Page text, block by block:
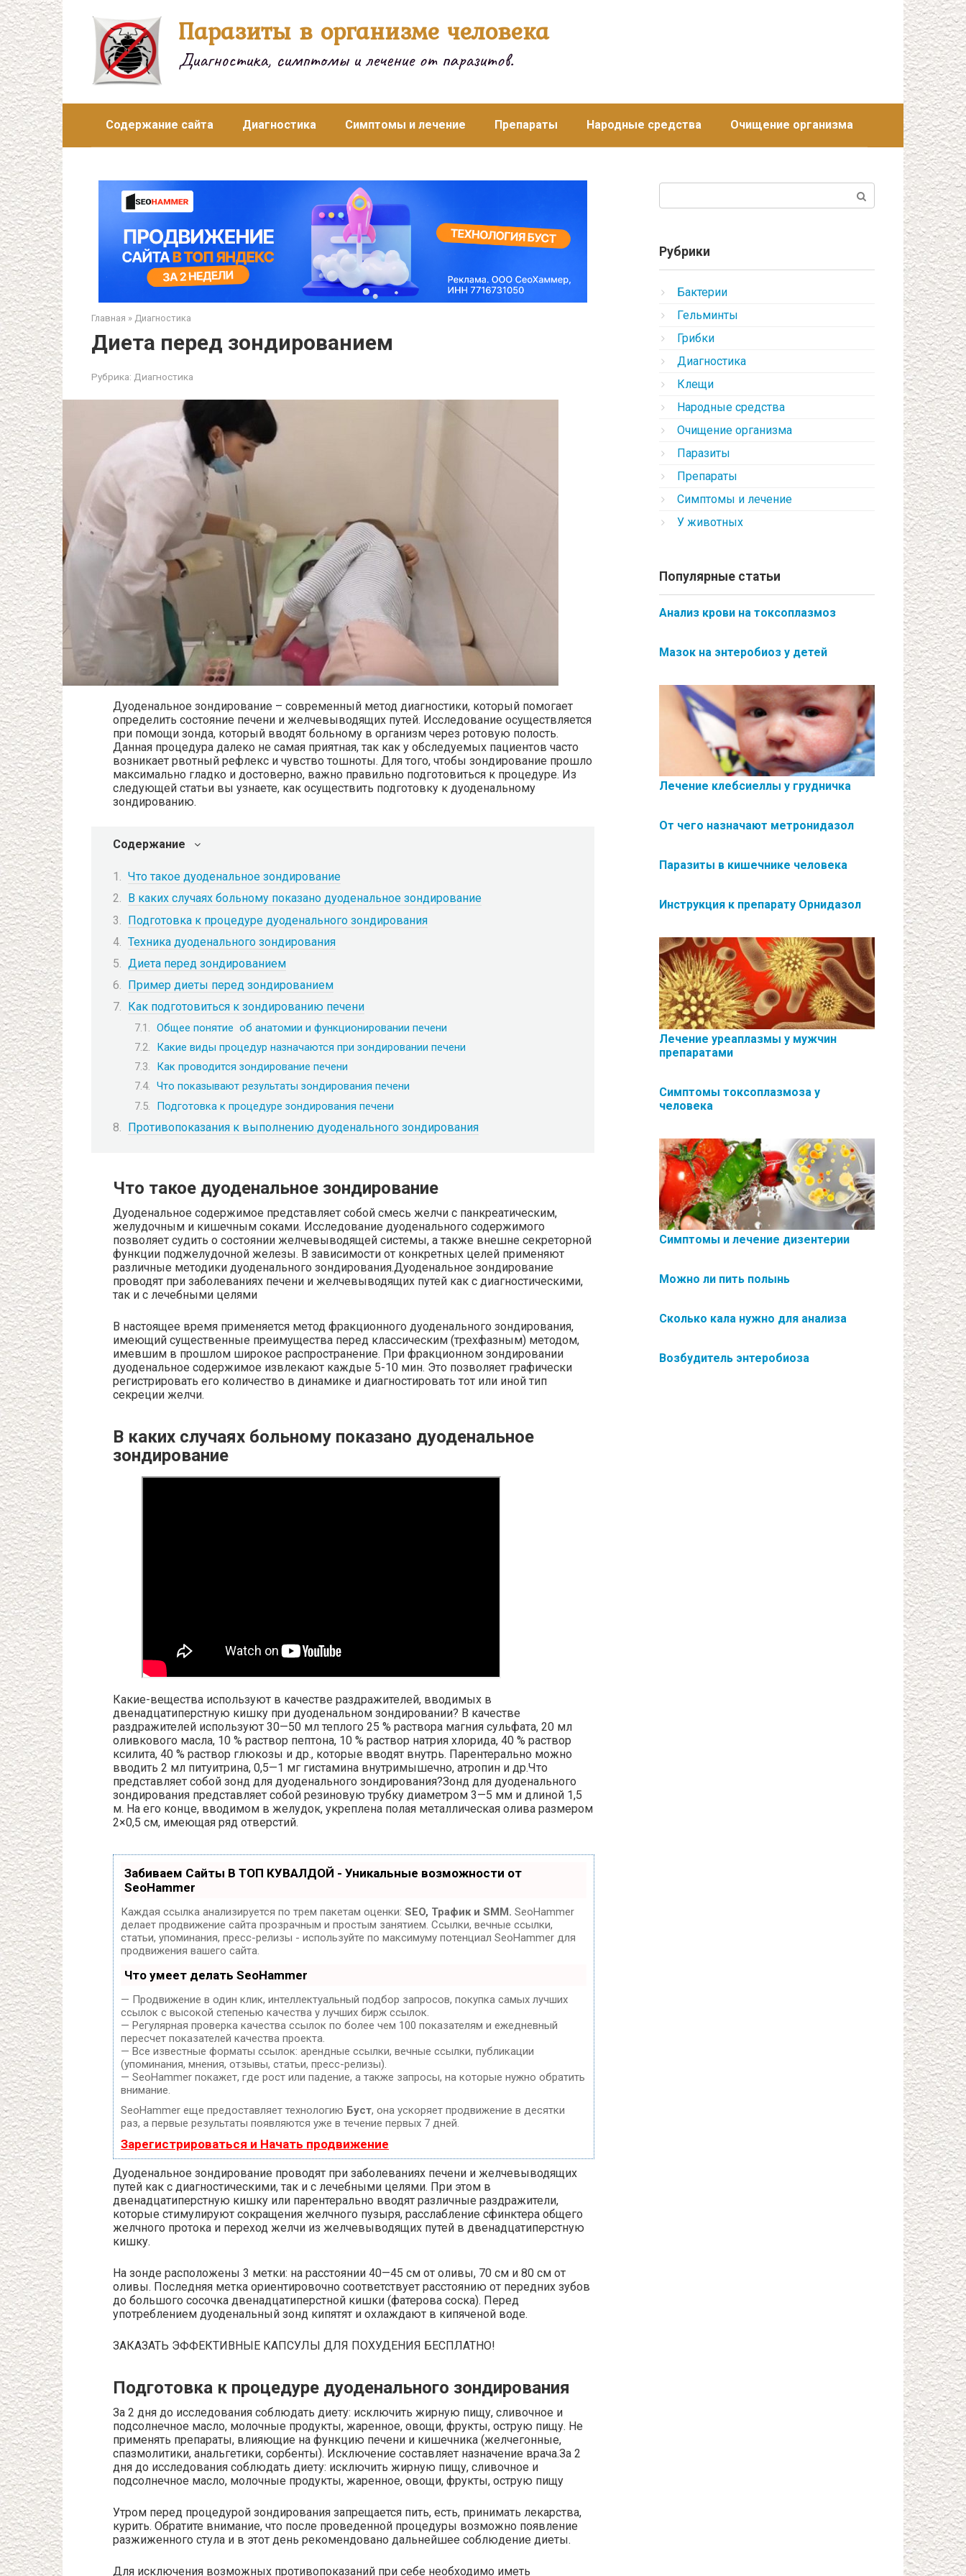
Перейти
к
контенту
Паразиты в организме человека
Диагностика, симптомы и лечение от паразитов.
Содержание сайта Диагностика Симптомы и лечение Препараты Народные средства Очищение организма
Главная » Диагностика
Диета перед зондированием
Рубрика: Диагностика
Дуоденальное зондирование – современный метод диагностики, который помогает
определить состояние печени и желчевыводящих путей. Исследование осуществляется
при помощи зонда, который вводят больному в организм через ротовую полость.
Данная процедура далеко не самая приятная, так как у обследуемых пациентов часто
возникает рвотный рефлекс и чувство тошноты. Для того, чтобы зондирование прошло
максимально гладко и достоверно, важно правильно подготовиться к процедуре. Из
следующей статьи вы узнаете, как осуществить подготовку к дуоденальному
зондированию.
Содержание
Что такое дуоденальное зондирование
В каких случаях больному показано дуоденальное зондирование
Подготовка к процедуре дуоденального зондирования
Техника дуоденального зондирования
Диета перед зондированием
Пример диеты перед зондированием
Как подготовиться к зондированию печени
Общее понятие об анатомии и функционировании печени
Какие виды процедур назначаются при зондировании печени
Как проводится зондирование печени
Что показывают результаты зондирования печени
Подготовка к процедуре зондирования печени
Противопоказания к выполнению дуоденального зондирования
Что такое дуоденальное зондирование
Дуоденальное содержимое представляет собой смесь желчи с панкреатическим,
желудочным и кишечным соками. Исследование дуоденального содержимого
позволяет судить о состоянии желчевыводящей системы, а также внешне секреторной
функции поджелудочной железы. В зависимости от конкретных целей применяют
различные методики дуоденального зондирования.Дуоденальное зондирование
проводят при заболеваниях печени и желчевыводящих путей как с диагностическими,
так и с лечебными целями
В настоящее время применяется метод фракционного дуоденального зондирования,
имеющий существенные преимущества перед классическим (трехфазным) методом,
имевшим в прошлом широкое распространение. При фракционном зондировании
дуоденальное содержимое извлекают каждые 5-10 мин. Это позволяет графически
регистрировать его количество в динамике и диагностировать тот или иной тип
секреции желчи.
В каких случаях больному показано дуоденальное
зондирование
Какие-вещества используют в качестве раздражителей, вводимых в
двенадцатиперстную кишку при дуоденальном зондировании? В качестве
раздражителей используют 30—50 мл теплого 25 % раствора магния сульфата, 20 мл
оливкового масла, 10 % раствор пептона, 10 % раствор натрия хлорида, 40 % раствор
ксилита, 40 % раствор глюкозы и др., которые вводят внутрь. Парентерально можно
вводить 2 мл питуитрина, 0,5—1 мг гистамина внутримышечно, атропин и др.Что
представляет собой зонд для дуоденального зондирования?Зонд для дуоденального
зондирования представляет собой резиновую трубку диаметром 3—5 мм и длиной 1,5
м. На его конце, вводимом в желудок, укреплена полая металлическая олива размером
2×0,5 см, имеющая ряд отверстий.
Забиваем Сайты В ТОП КУВАЛДОЙ - Уникальные возможности от
SeoHammer
Каждая ссылка анализируется по трем пакетам оценки: SEO, Трафик и SMM. SeoHammer
делает продвижение сайта прозрачным и простым занятием. Ссылки, вечные ссылки,
статьи, упоминания, пресс-релизы - используйте по максимуму потенциал SeoHammer для
продвижения вашего сайта.
Что умеет делать SeoHammer
— Продвижение в один клик, интеллектуальный подбор запросов, покупка самых лучших
ссылок с высокой степенью качества у лучших бирж ссылок.
— Регулярная проверка качества ссылок по более чем 100 показателям и ежедневный
пересчет показателей качества проекта.
— Все известные форматы ссылок: арендные ссылки, вечные ссылки, публикации
(упоминания, мнения, отзывы, статьи, пресс-релизы).
— SeoHammer покажет, где рост или падение, а также запросы, на которые нужно обратить
внимание.
SeoHammer еще предоставляет технологию Буст, она ускоряет продвижение в десятки
раз, а первые результаты появляются уже в течение первых 7 дней.
Зарегистрироваться и Начать продвижение
Дуоденальное зондирование проводят при заболеваниях печени и желчевыводящих
путей как с диагностическими, так и с лечебными целями. При этом в
двенадцатиперстную кишку или парентерально вводят различные раздражители,
которые стимулируют сокращения желчного пузыря, расслабление сфинктера общего
желчного протока и переход желчи из желчевыводящих путей в двенадцатиперстную
кишку.
На зонде расположены 3 метки: на расстоянии 40—45 см от оливы, 70 см и 80 см от
оливы. Последняя метка ориентировочно соответствует расстоянию от передних зубов
до большого сосочка двенадцатиперстной кишки (фатерова соска). Перед
употреблением дуоденальный зонд кипятят и охлаждают в кипяченой воде.
ЗАКАЗАТЬ ЭФФЕКТИВНЫЕ КАПСУЛЫ ДЛЯ ПОХУДЕНИЯ БЕСПЛАТНО!
Подготовка к процедуре дуоденального зондирования
За 2 дня до исследования соблюдать диету: исключить жирную пищу, сливочное и
подсолнечное масло, молочные продукты, жаренное, овощи, фрукты, острую пищу. Не
применять препараты, влияющие на функцию печени и кишечника (желчегонные,
спазмолитики, анальгетики, сорбенты). Исключение составляет назначение врача.За 2
дня до исследования соблюдать диету: исключить жирную пищу, сливочное и
подсолнечное масло, молочные продукты, жаренное, овощи, фрукты, острую пищу
Утром перед процедурой зондирования запрещается пить, есть, принимать лекарства,
курить. Обратите внимание, что после проведенной процедуры возможно появление
разжиженного стула и в этот день рекомендовано дальнейшее соблюдение диеты.
Для исключения возможных противопоказаний при себе необходимо иметь
Поиск:
Рубрики
Бактерии
Гельминты
Грибки
Диагностика
Клещи
Народные средства
Очищение организма
Паразиты
Препараты
Симптомы и лечение
У животных
Популярные статьи
Анализ крови на токсоплазмоз
Мазок на энтеробиоз у детей
Лечение клебсиеллы у грудничка
От чего назначают метронидазол
Паразиты в кишечнике человека
Инструкция к препарату Орнидазол
Лечение уреаплазмы у мужчин
препаратами
Симптомы токсоплазмоза у
человека
Симптомы и лечение дизентерии
Можно ли пить полынь
Сколько кала нужно для анализа
Возбудитель энтеробиоза